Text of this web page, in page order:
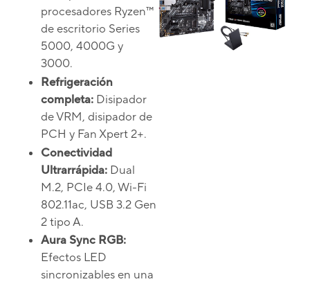
procesadores Ryzen™
de escritorio Series
5000, 4000G y
3000.
Refrigeración
completa:Disipador
de VRM, disipador de
PCH y Fan Xpert 2+.
Conectividad
Ultrarrápida:Dual
M.2, PCIe 4.0, Wi-Fi
802.11ac, USB 3.2 Gen
2 tipo A.
Aura Sync RGB:
Efectos LED
sincronizables en una